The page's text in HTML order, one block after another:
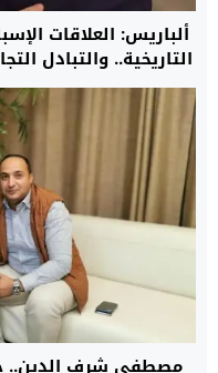
ألباريس: العلاقات
مصطفى شرف الدين..